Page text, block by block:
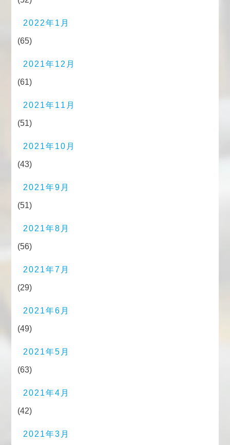
2022年1月
(65)
2021年12月
(61)
2021年11月
(51)
2021年10月
(43)
2021年9月
(51)
2021年8月
(56)
2021年7月
(29)
2021年6月
(49)
2021年5月
(63)
2021年4月
(42)
2021年3月